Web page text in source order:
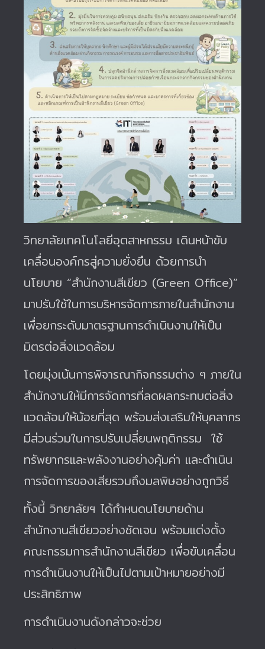
วิทยาลัยเทคโนโลยีอุตสาหกรรม เดินหน้าขับ
เคลื่อนองค์กรสู่ความยั่งยืน ด้วยการนำ
นโยบาย “สำนักงานสีเขียว (Green Office)”
มาปรับใช้ในการบริหารจัดการภายในสำนักงาน
เพื่อยกระดับมาตรฐานการดำเนินงานให้เป็น
มิตรต่อสิ่งแวดล้อม
โดยมุ่งเน้นการพิจารณากิจกรรมต่าง ๆ ภายใน
สำนักงานให้มีการจัดการที่ลดผลกระทบต่อสิ่ง
แวดล้อมให้น้อยที่สุด พร้อมส่งเสริมให้บุคลากร
มีส่วนร่วมในการปรับเปลี่ยนพฤติกรรม ใช้
ทรัพยากรและพลังงานอย่างคุ้มค่า และดำเนิน
การจัดการของเสียรวมถึงมลพิษอย่างถูกวิธี
ทั้งนี้ วิทยาลัยฯ ได้กำหนดนโยบายด้าน
สำนักงานสีเขียวอย่างชัดเจน พร้อมแต่งตั้ง
คณะกรรมการสำนักงานสีเขียว เพื่อขับเคลื่อน
การดำเนินงานให้เป็นไปตามเป้าหมายอย่างมี
ประสิทธิภาพ
การดำเนินงานดังกล่าวจะช่วย